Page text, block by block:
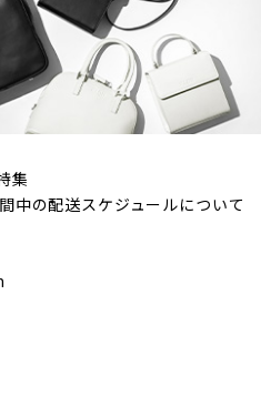
集
中の配送スケジュールについて